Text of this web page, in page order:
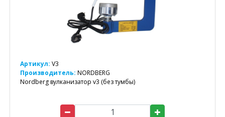
Артикул: V3
Производитель: NORDBERG
Nordberg вулканизатор v3 (без тумбы)